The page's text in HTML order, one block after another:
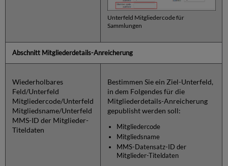
Unterfeld Mitgliedercode für
Sammlungen
Abschnitt Mitgliederdetails-Anreicherung
Wiederholbares
Feld/Unterfeld
Mitgliedercode/Unterfeld
Mitgliedsname/Unterfeld
MMS-ID der Mitglieder-
Titeldaten
Bestimmen Sie ein Ziel-Unterfeld,
in dem Folgendes für die
Mitgliederdetails-Anreicherung
gepublisht werden soll:
Mitgliedercode
Mitgliedsname
MMS-Datensatz-ID der
Mitglieder-Titeldaten